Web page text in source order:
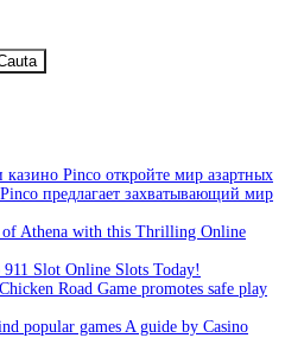
Pinco откройте мир азартных
предлагает захватывающий мир
Athena with this Thrilling Online
Slot Online Slots Today!
Road Game promotes safe play
popular games A guide by Casino